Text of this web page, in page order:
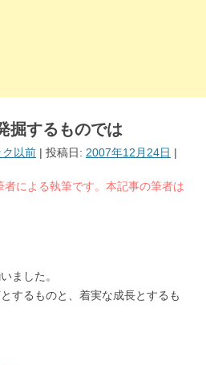
掘するものでは
以前 | 投稿日: 2007年12月24日 |
による執筆です。本記事の筆者は
ました。
するものと、着実な成長とするも